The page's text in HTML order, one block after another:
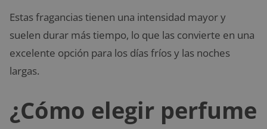
Estas fragancias tienen una intensidad mayor y
suelen durar más tiempo, lo que las convierte en una
excelente opción para los días fríos y las noches
largas.
¿Cómo elegir perfume